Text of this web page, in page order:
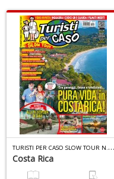
T
URISTI PER CASO SLOW TOUR N.23
Costa Rica